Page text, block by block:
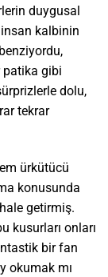
duygusal
insan kalbinin
patika gibi
dolu,
tekrar
ürkütücü
konusunda
getirmiş.
kusurları onları
bir fan
okumak mı